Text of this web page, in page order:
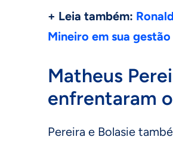
+ Leia também:
Mineiro em sua
Matheus
enfrentaram
Pereira e Bolasie